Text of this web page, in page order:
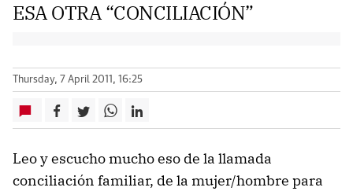
ESA OTRA “CONCILIACIÓN”
Thursday, 7 April 2011, 16:25
Leo y escucho mucho eso de la llamada
conciliación familiar, de la mujer/hombre para